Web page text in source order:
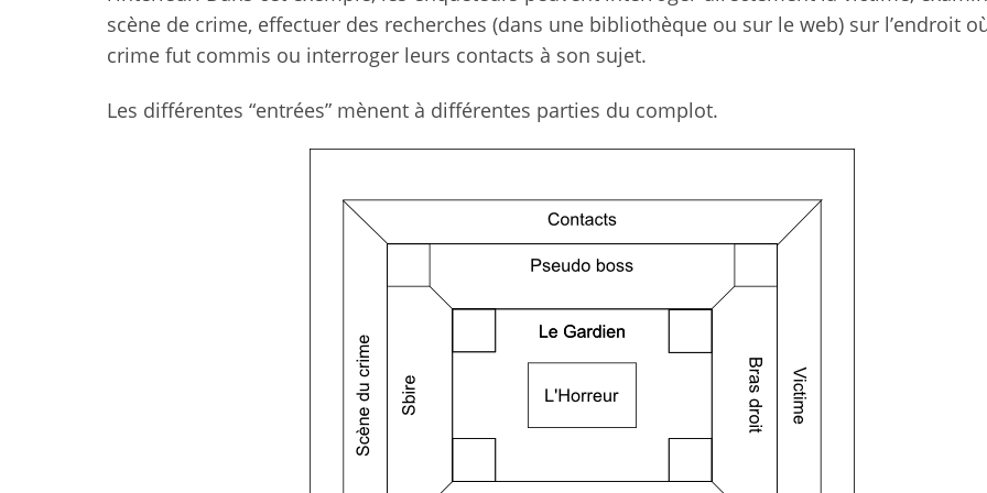
scène de crime, effectuer des recherches (dans une bibliothèque ou sur le web) sur l’endroit
crime fut commis ou interroger leurs contacts à son sujet.
Les différentes “entrées” mènent à différentes parties du complot.